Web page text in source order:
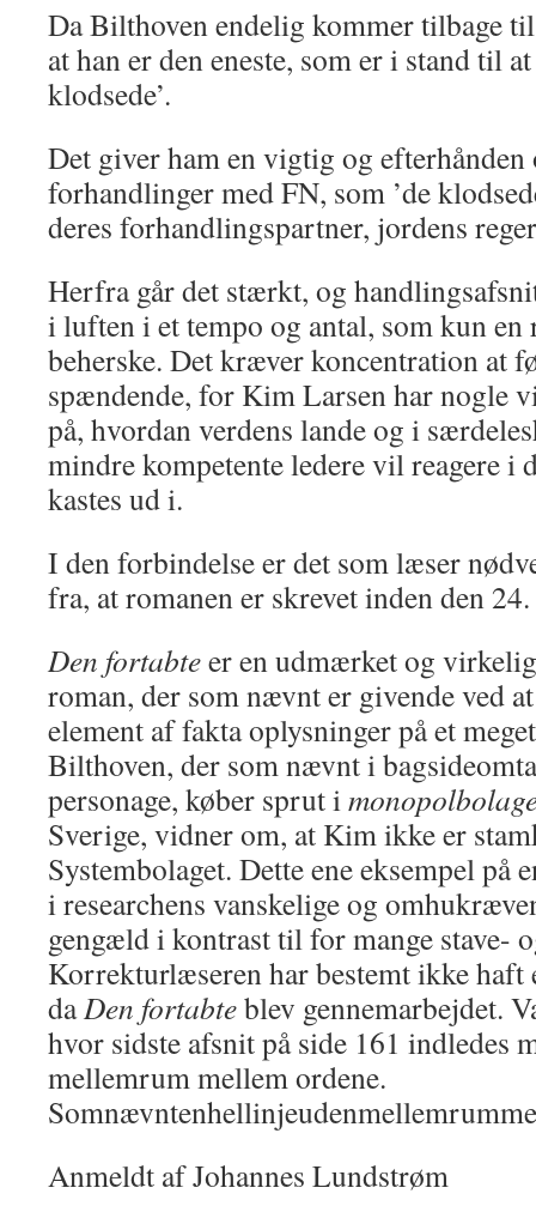
Da Bilthoven endelig kommer tilbage
at han er den eneste, som er i stand til
klodsede’.
Det giver ham en vigtig og
forhandlinger med FN, som ’de
deres forhandlingspartner, jordens
Herfra går det stærkt, og
i luften i et tempo og antal, som kun
beherske. Det kræver koncentration at
spændende, for Kim Larsen har nogle
på, hvordan verdens lande og i
mindre kompetente ledere vil reagere i
kastes ud i.
I den forbindelse er det som læser
fra, at romanen er skrevet inden den
Den fortabteer en udmærket og
roman, der som nævnt er givende ved
element af fakta oplysninger på et
Bilthoven, der som nævnt i
personage, køber sprut i
Sverige, vidner om, at Kim ikke er
Systembolaget. Dette ene eksempel
i researchens vanskelige og
gengæld i kontrast til for mange stave-
Korrekturlæseren har bestemt ikke haft
daDen fortabteblev gennemarbejdet.
hvor sidste afsnit på side 161 indledes
mellemrum mellem ordene.
Anmeldt af Johannes Lundstrøm